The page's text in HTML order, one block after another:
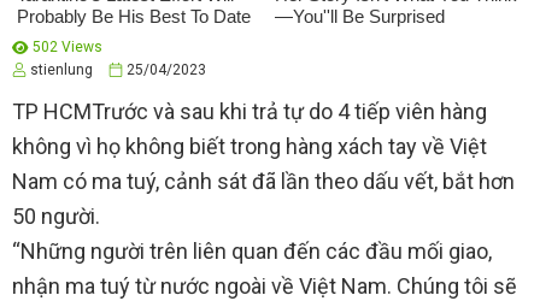
502 Views
stienlung
25/04/2023
TP HCMTrước và sau khi trả tự do 4 tiếp viên hàng
không vì họ không biết trong hàng xách tay về Việt
Nam có ma tuý, cảnh sát đã lần theo dấu vết, bắt hơn
50 người.
“Những người trên liên quan đến các đầu mối giao,
nhận ma tuý từ nước ngoài về Việt Nam. Chúng tôi sẽ